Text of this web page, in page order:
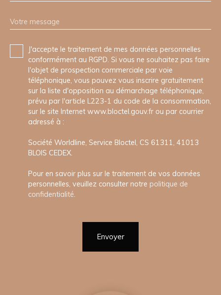
Votre message
J'accepte le traitement de mes données personnelles
conformément au RGPD. Si vous ne souhaitez pas faire
l'objet de prospection commerciale par voie
téléphonique, vous pouvez vous inscrire gratuitement
sur la liste d'opposition au démarchage téléphonique,
prévu par l'article L223-1 du code de la consommation,
sur le site Internet www.bloctel.gouv.fr ou par courrier
adressé à :
Société Worldline, Service Bloctel, CS 61311, 41013
BLOIS CEDEX.
Pour en savoir plus sur le traitement de vos données
personnelles, veuillez consulter notre politique de
confidentialité.
Envoyer